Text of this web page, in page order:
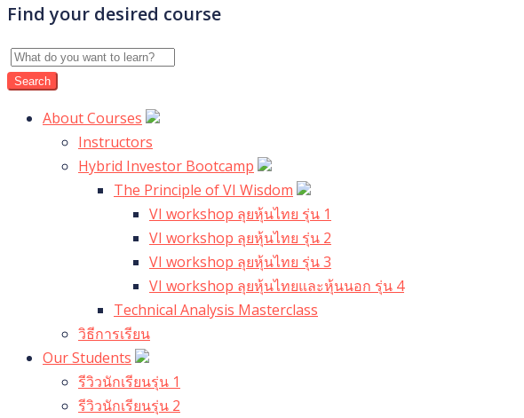
Find your desired course
About Courses
Instructors
Hybrid Investor Bootcamp
The Principle of VI Wisdom
VI workshop ลุยหุ้นไทย รุ่น 1
VI workshop ลุยหุ้นไทย รุ่น 2
VI workshop ลุยหุ้นไทย รุ่น 3
VI workshop ลุยหุ้นไทยและหุ้นนอก รุ่น 4
Technical Analysis Masterclass
วิธีการเรียน
Our Students
รีวิวนักเรียนรุ่น 1
รีวิวนักเรียนรุ่น 2